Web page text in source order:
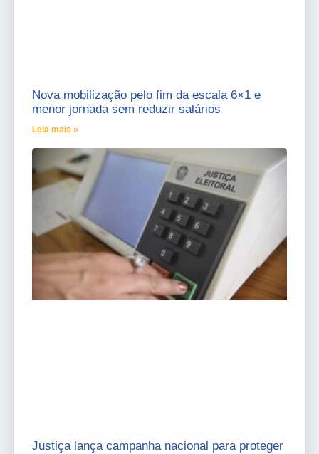
Nova mobilização pelo fim da escala 6×1 e
menor jornada sem reduzir salários
Leia mais »
Justiça lança campanha nacional para proteger